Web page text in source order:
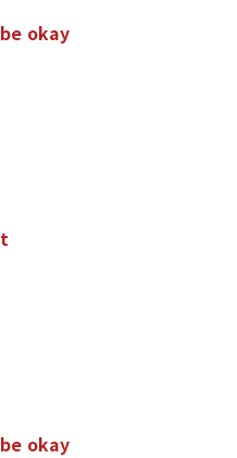
be okay
t
be okay